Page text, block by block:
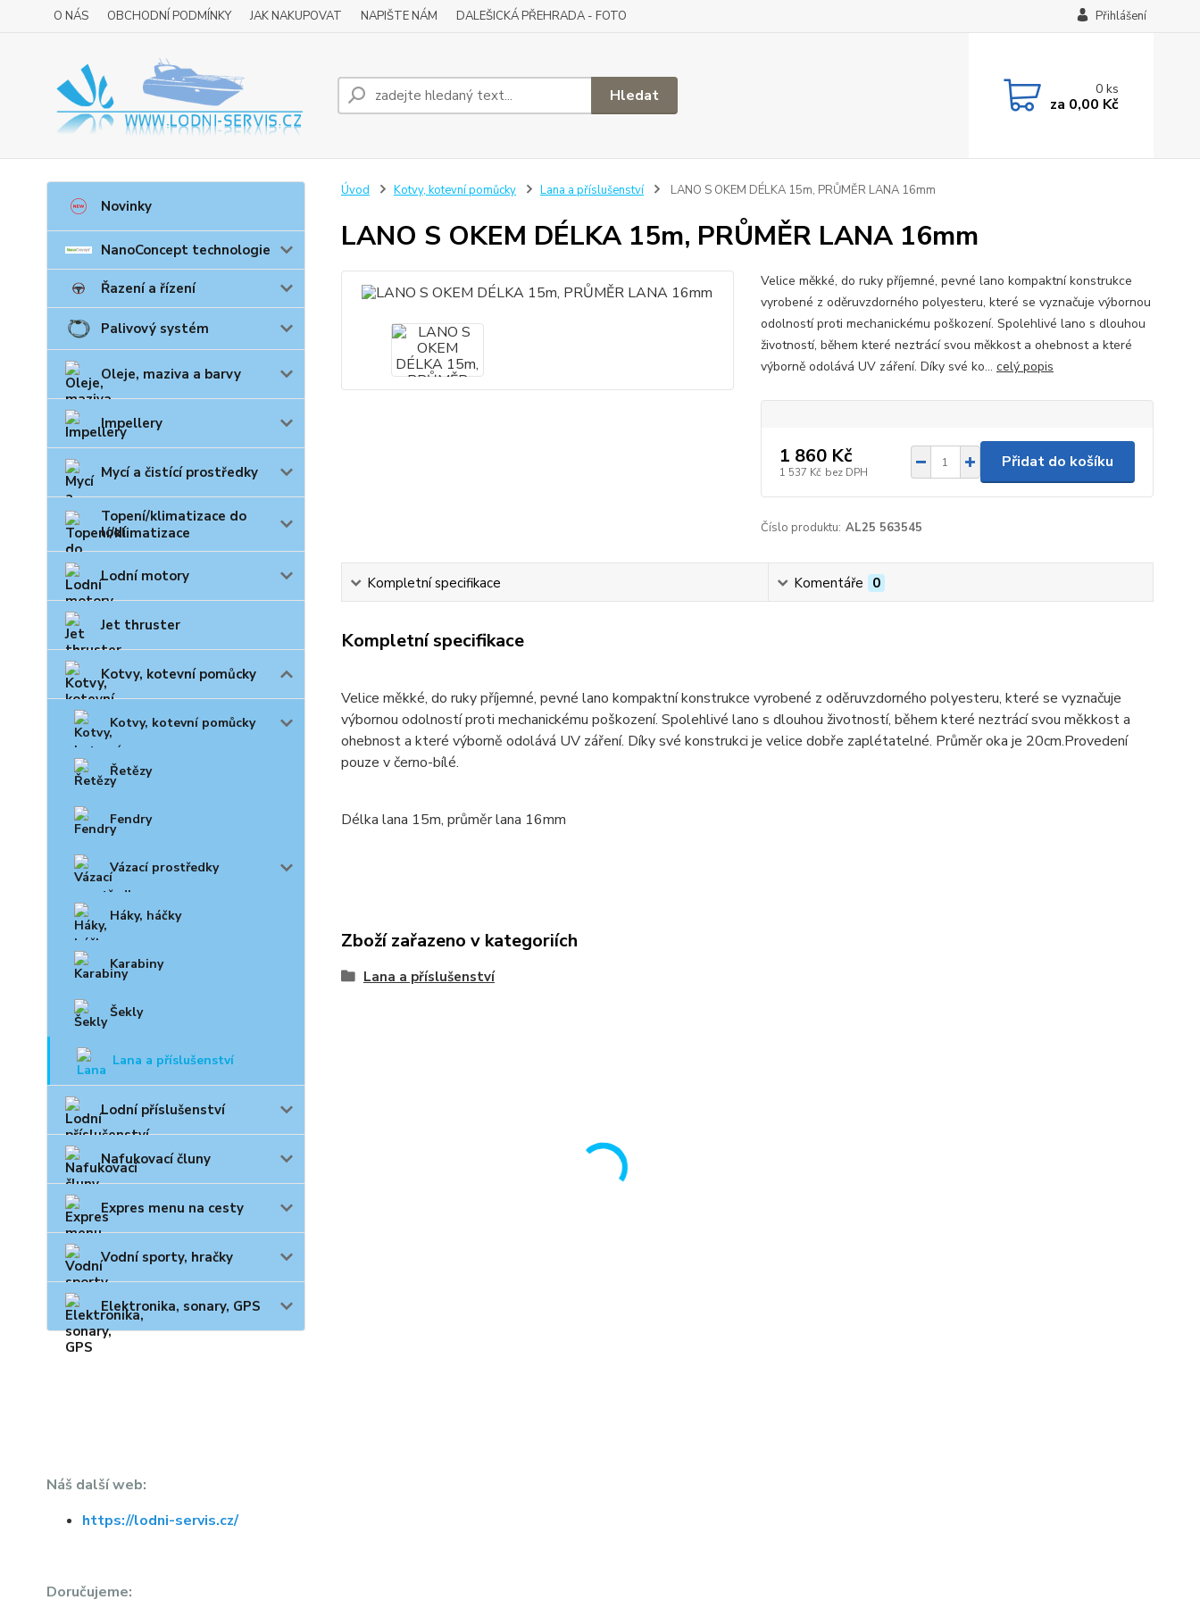
O NÁS OBCHODNÍ PODMÍNKY JAK NAKUPOVAT NAPIŠTE NÁM DALEŠICKÁ PŘEHRADA - FOTO Přihlášení
Hledat 0ks
za 0,00 Kč
Novinky
NanoConcept technologie
Řazení a řízení
Palivový systém
Oleje, maziva a barvy
Impellery
Mycí a čistící prostředky
Topení/klimatizace do
lodí
Lodní motory
Jet thruster
Kotvy, kotevní pomůcky
Kotvy, kotevní pomůcky
Řetězy
Fendry
Vázací prostředky
Háky, háčky
Karabiny
Šekly
Lana a příslušenství
Lodní příslušenství
Nafukovací čluny
Expres menu na cesty
Vodní sporty, hračky
Elektronika, sonary, GPS
Náš další web:
https://lodni-servis.cz/
Doručujeme:
Úvod Kotvy, kotevní pomůcky Lana a příslušenství LANO S OKEM DÉLKA 15m, PRŮMĚR LANA 16mm
LANO S OKEM DÉLKA 15m, PRŮMĚR LANA 16mm
Velice měkké, do ruky příjemné, pevné lano kompaktní konstrukce
vyrobené z oděruvzdorného polyesteru, které se vyznačuje výbornou
odolností proti mechanickému poškození. Spolehlivé lano s dlouhou
životností, během které neztrácí svou měkkost a ohebnost a které
výborně odolává UV záření. Díky své ko... celý popis
1 860 Kč
1 537 Kč bez DPH
Přidat do košíku
Číslo produktu: AL25 563545
Kompletní specifikace Komentáře 0
Kompletní specifikace
Velice měkké, do ruky příjemné, pevné lano kompaktní konstrukce vyrobené z oděruvzdorného polyesteru, které se vyznačuje
výbornou odolností proti mechanickému poškození. Spolehlivé lano s dlouhou životností, během které neztrácí svou měkkost a
ohebnost a které výborně odolává UV záření. Díky své konstrukci je velice dobře zaplétatelné. Průměr oka je 20cm.Provedení
pouze v černo-bílé.
Délka lana 15m, průměr lana 16mm
Zboží zařazeno v kategoriích
Lana a příslušenství